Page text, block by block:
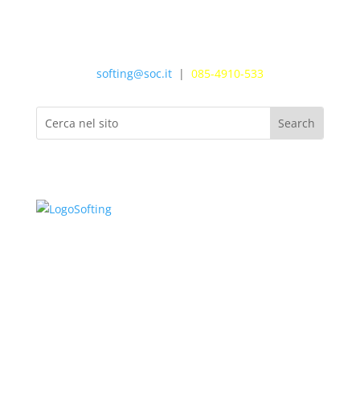
softing@soc.it| 085-4910-533